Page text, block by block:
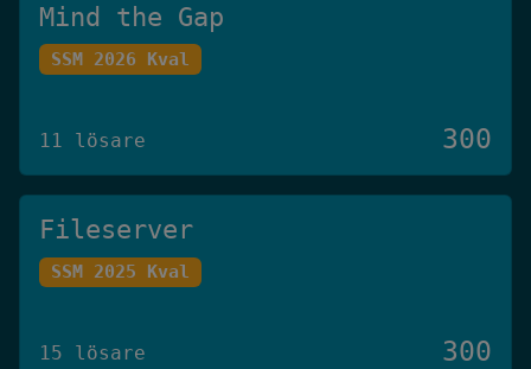
Mind the Gap
SSM 2026 Kval
11 lösare 300
Fileserver
SSM 2025 Kval
15 lösare 300